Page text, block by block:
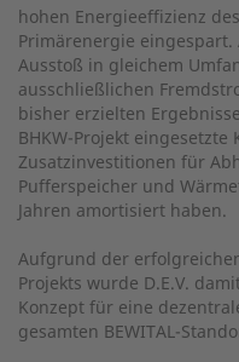
hohen Energieeffizienz
Primärenergie eingespart.
Ausstoß in gleichem
ausschließlichen
bisher erzielten
BHKW-Projekt
Zusatzinvestitionen für
Pufferspeicher und
Jahren amortisiert haben.
Aufgrund der
Projekts wurde D.E.V.
Konzept für eine
gesamten BEWITAL-